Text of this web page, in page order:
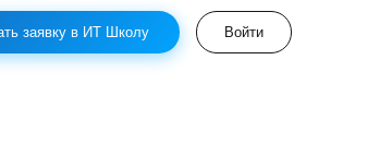
заявку в ИТ Школу Войти